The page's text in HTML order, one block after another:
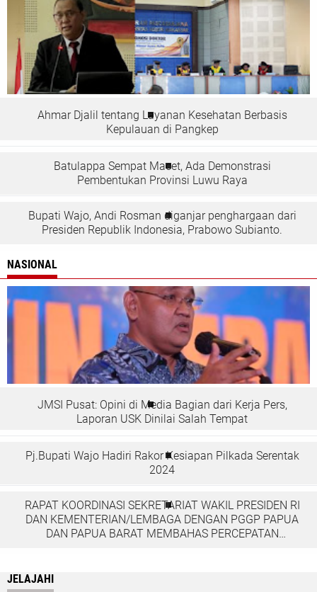
Ahmar Djalil tentang Layanan Kesehatan Berbasis
Kepulauan di Pangkep
Batulappa Sempat Macet, Ada Demonstrasi
Pembentukan Provinsi Luwu Raya
Bupati Wajo, Andi Rosman diganjar penghargaan dari
Presiden Republik Indonesia, Prabowo Subianto.
NASIONAL
JMSI Pusat: Opini di Media Bagian dari Kerja Pers,
Laporan USK Dinilai Salah Tempat
Pj.Bupati Wajo Hadiri Rakor Kesiapan Pilkada Serentak
2024
RAPAT KOORDINASI SEKRETARIAT WAKIL PRESIDEN RI
DAN KEMENTERIAN/LEMBAGA DENGAN PGGP PAPUA
DAN PAPUA BARAT MEMBAHAS PERCEPATAN
JELAJAHI